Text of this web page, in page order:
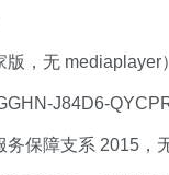
版，无 mediaplayer
J84D6-
保障支系 2015，